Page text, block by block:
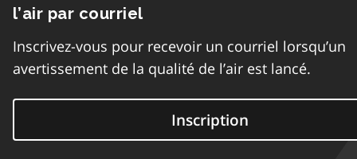
l’air par courriel
Inscrivez-vous pour recevoir un courriel lorsqu’un
avertissement de la qualité de l’air est lancé.
Inscription